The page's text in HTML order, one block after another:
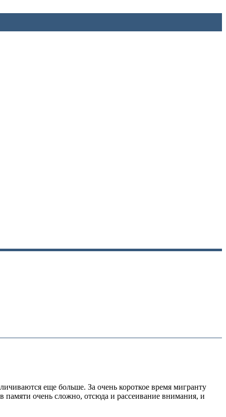
еще больше. За очень короткое время мигранту
очень сложно, отсюда и рассеивание внимания, и